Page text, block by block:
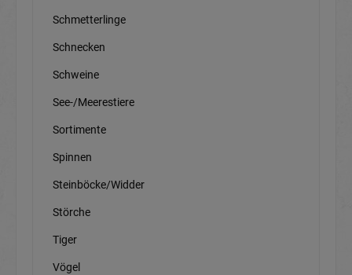
Schmetterlinge
Schnecken
Schweine
See-/Meerestiere
Sortimente
Spinnen
Steinböcke/Widder
Störche
Tiger
Vögel